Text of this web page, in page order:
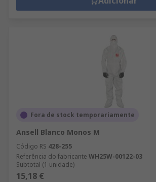
Fora de stock temporariamente
Ansell Blanco Monos M
Código RS 428-255
Referência do fabricante WH25W-00122-03
Subtotal (1 unidade)
15,18 €